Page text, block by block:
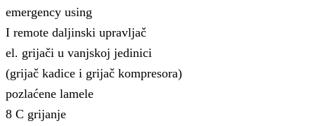
emergency using
I remote daljinski upravljač
el. grijači u vanjskoj jedinici
(grijač kadice i grijač kompresora)
pozlaćene lamele
8 C grijanje